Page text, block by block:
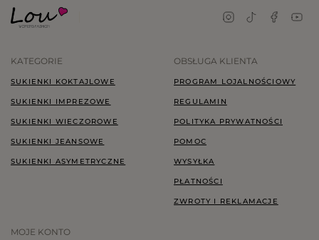
KATEGORIE
SUKIENKI KOKTAJLOWE
SUKIENKI IMPREZOWE
SUKIENKI WIECZOROWE
SUKIENKI JEANSOWE
SUKIENKI ASYMETRYCZNE
OBSŁUGA KLIENTA
PROGRAM LOJALNOŚCIOWY
REGULAMIN
POLITYKA PRYWATNOŚCI
POMOC
WYSYŁKA
PŁATNOŚCI
ZWROTY I REKLAMACJE
MOJE KONTO